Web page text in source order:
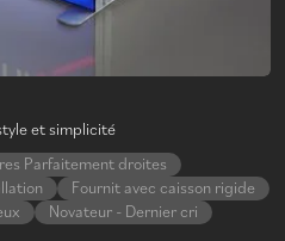
et simplicité
Parfaitement droites
Fournit avec caisson rigide
Novateur - Dernier cri